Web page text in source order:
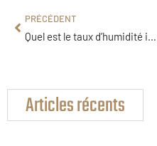
PRÉCÉDENT
Quel est le taux d’humidité idéal pour votre maison?
Articles récents